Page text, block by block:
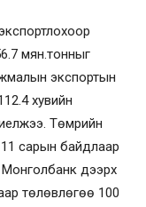
мян.тонныг
экспортын
хувийн
Төмрийн
сарын байдлаар
Монголбанк дээрх
төлөвлөгөө 100